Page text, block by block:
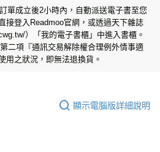
單成立後2小時內，自動派送電子書至您
接登入Readmoo官網，或透過天下雜誌
）「我的電子書櫃」中進入書櫃。
二項『通訊交易解除權合理例外情事適
用之狀況，即無法退換貨。
顯示電腦版詳細說明